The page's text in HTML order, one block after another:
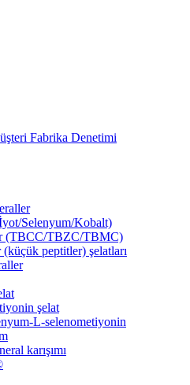
Fabrika Denetimi
Selenyum/Kobalt)
(TBCC/TBZC/TBMC)
peptitler) şelatları
şelat
L-selenometiyonin
karışımı